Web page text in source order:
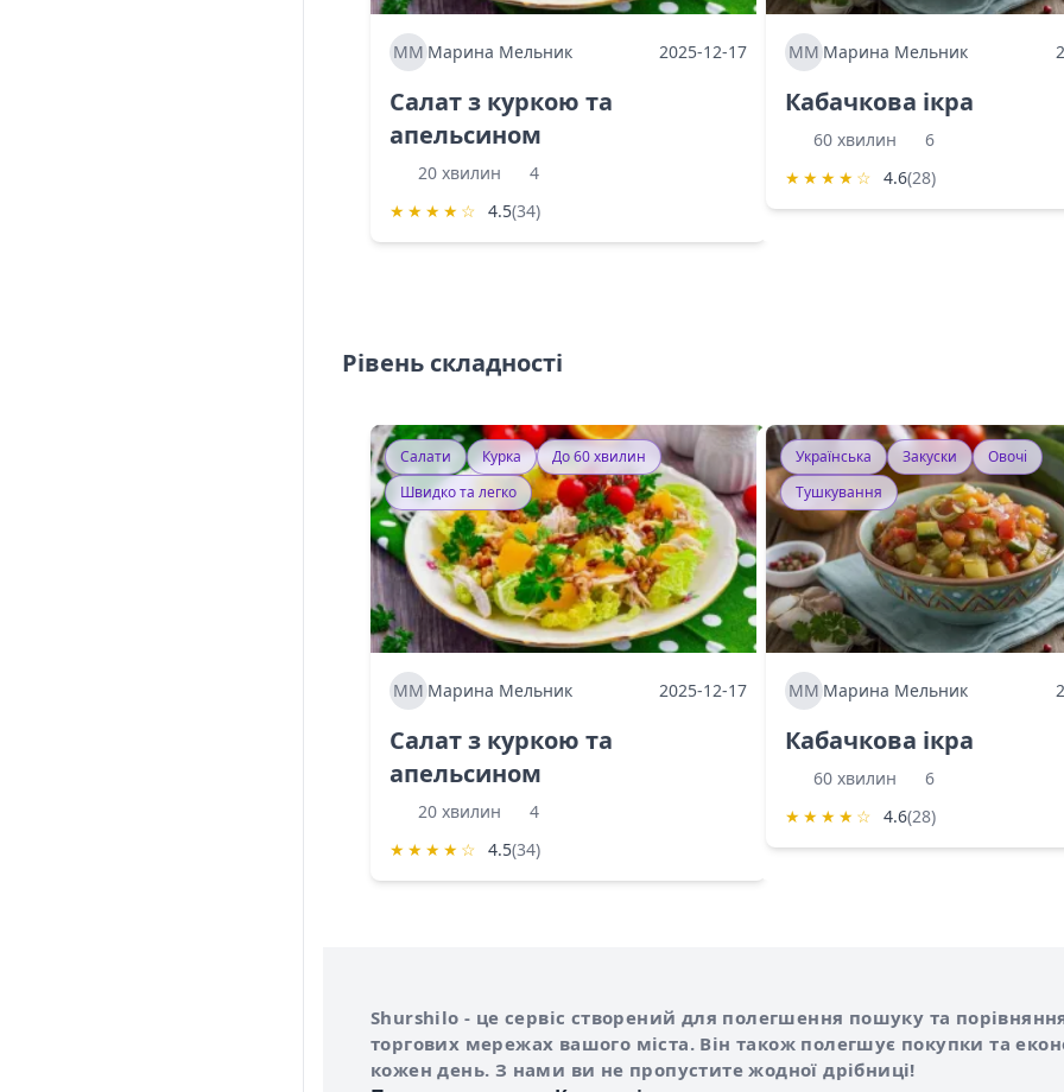
ММ Марина Мельник 2025-12-17
Салат з куркою та
апельсином
20 хвилин
4
★ ★ ★ ★ ☆ 4.5(34)
ММ Марина Мельник
Кабачкова ікра
60 хвилин
6
★ ★ ★ ★ ☆ 4.6(28)
Рівень складності
Салати Курка
До 60 хвилин
Швидко та легко
ММ Марина Мельник 2025-12-17
Салат з куркою та
апельсином
20 хвилин
4
★ ★ ★ ★ ☆ 4.5(34)
Українська Закуски
Овочі
Тушкування
ММ Марина Мельник
Кабачкова ікра
60 хвилин
6
★ ★ ★ ★ ☆ 4.6(28)
Про сервіс Shurshilo
Shurshilo - це сервіс створений для полегшення пошуку та
торгових мережах вашого міста. Він також полегшує покупки та
кожен день. З нами ви не пропустите жодної дрібниці!